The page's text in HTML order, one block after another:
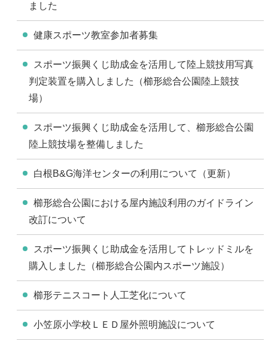
ました
健康スポーツ教室参加者募集
スポーツ振興くじ助成金を活用して陸上競技用写真
判定装置を購入しました（櫛形総合公園陸上競技
場）
スポーツ振興くじ助成金を活用して、櫛形総合公園
陸上競技場を整備しました
白根B&G海洋センターの利用について（更新）
櫛形総合公園における屋内施設利用のガイドライン
改訂について
スポーツ振興くじ助成金を活用してトレッドミルを
購入しました（櫛形総合公園内スポーツ施設）
櫛形テニスコート人工芝化について
小笠原小学校ＬＥＤ屋外照明施設について